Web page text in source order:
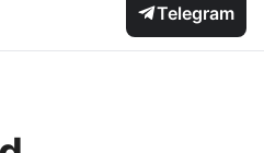
Telegram